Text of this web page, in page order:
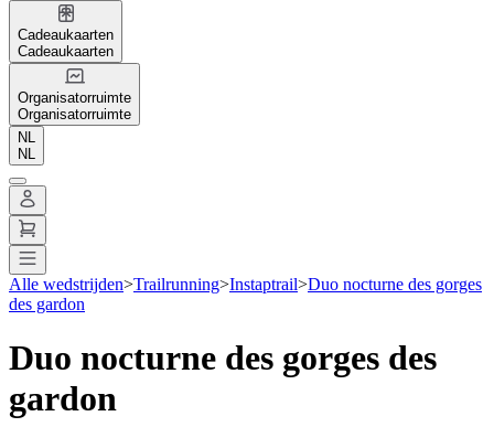
Cadeaukaarten
Cadeaukaarten
Organisatorruimte
Organisatorruimte
NL
NL
Alle wedstrijden>Trailrunning>Instaptrail>Duo nocturne des gorges
des gardon
Duo nocturne des gorges des
gardon